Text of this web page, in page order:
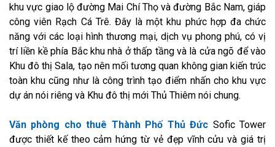
khu vực giao lộ đường Mai Chí Thọ và đường Bắc Nam, giáp
công viên Rạch Cá Trê. Đây là một khu phức hợp đa chức
năng với các loại hình thương mại, dịch vụ phong phú, có vị
trí liền kề phía Bắc khu nhà ở thấp tầng và là cửa ngõ để vào
Khu đô thị Sala, tạo nên mối tương quan không gian kiến trúc
toàn khu cũng như là công trình tạo điểm nhấn cho khu vực
dự án nói riêng và Khu đô thị mới Thủ Thiêm nói chung.
Văn phòng cho thuê Thành Phố Thủ Đức Sofic Tower
được thiết kế theo cảm hứng từ vẻ đẹp vĩnh cửu và giá trị